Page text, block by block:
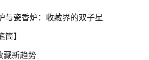
与瓷香炉：收藏界的双子星
筒】
藏新趋势